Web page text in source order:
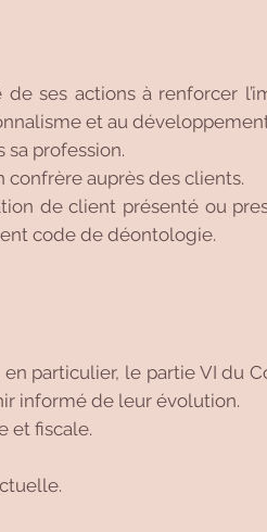
ses actions à renforcer
et au
sa profession.
confrère auprès des clients.
de client présenté ou
code de déontologie.
particulier, le partie VI du
informé de leur évolution.
et fiscale.